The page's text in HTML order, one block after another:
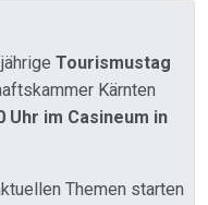
Tourismustag
Kärnten
Uhr im Casineum in
Themen starten